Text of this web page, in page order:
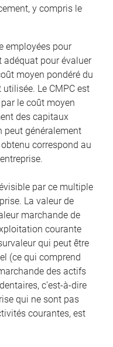
y compris le
employées pour
adéquat pour évaluer
moyen pondéré du
Le CMPC est
le coût moyen
des capitaux
peut généralement
correspond au
par ce multiple
La valeur de
marchande de
courante
qui peut être
(ce qui comprend
des actifs
c’est-à-dire
qui ne sont pas
courantes, est